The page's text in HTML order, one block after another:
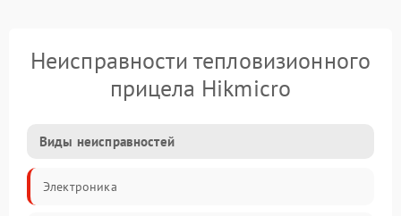
Неисправности тепловизионного
прицела Hikmicro
Виды неисправностей
Электроника